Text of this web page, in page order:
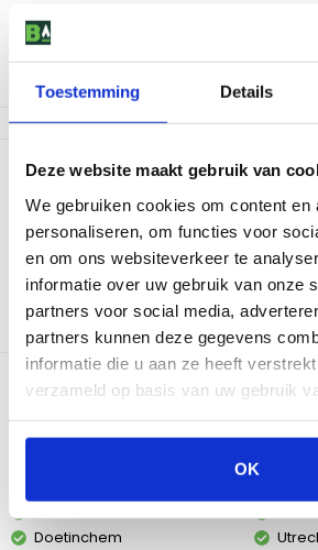
Toestemming Details
Deze website maakt gebruik van
We gebruiken cookies om content en
personaliseren, om functies voor
en om ons websiteverkeer te
informatie over uw gebruik van onze
partners voor social media,
partners kunnen deze gegevens
informatie die u aan ze heeft
verzameld op basis van uw gebruik
OK
39,99
Af te halen in 9 winkels
Productomschrijving
Deze handige onderzetter is speciaal
beschermen tegen de hitte van pannen
Het is een eenvoudige, maar effectieve
voorkomen dat jouw tafel beschadigd
GBS Trivet is gemaakt van hoogwaardige
zijn tegen hoge temperaturen. Het is ook
maken.
Bekijk dit product in onze
Doetinchem